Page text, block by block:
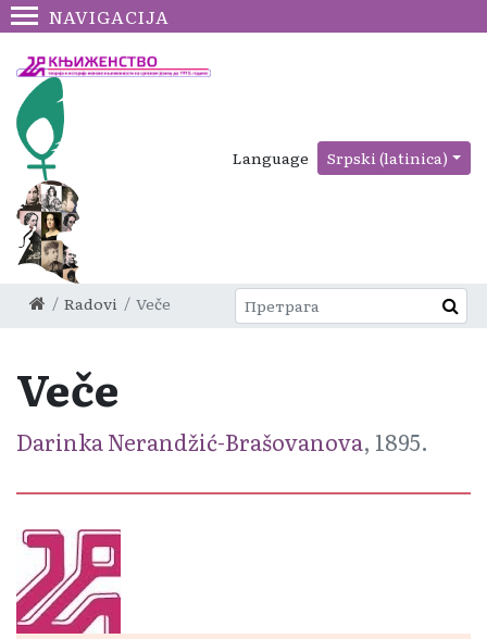
NAVIGACIJA
Language Srpski (latinica)
Radovi Veče
Veče
Darinka Nerandžić-Brašovanova, 1895.